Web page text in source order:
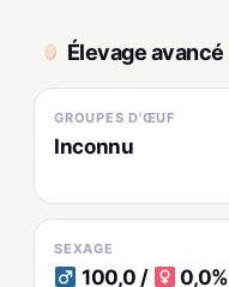
Élevage avancé
GROUPES D'ŒUF
Inconnu
SEXAGE
100,0 / 0,0%